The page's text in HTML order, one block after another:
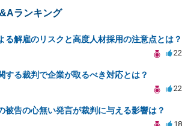
ランキング
る解雇のリスクと高度人材採用の注意点とは？
22
する裁判で企業が取るべき対応とは？
22
被告の心無い発言が裁判に与える影響は？
18